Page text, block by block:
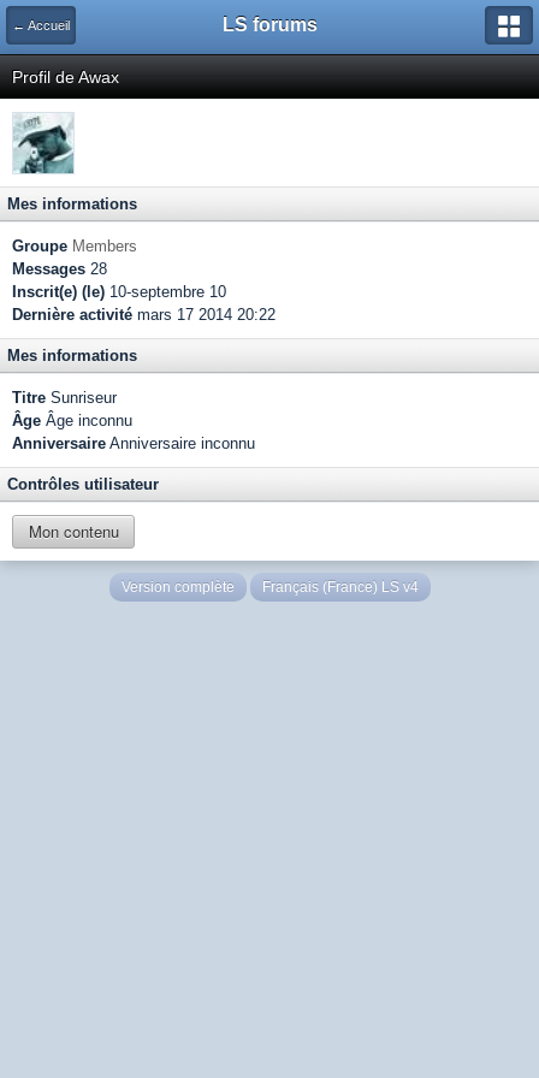
← Accueil LS forums
Profil de Awax
Mes informations
Groupe Members
Messages 28
Inscrit(e) (le) 10-septembre 10
Dernière activité mars 17 2014 20:22
Mes informations
Titre Sunriseur
Âge Âge inconnu
Anniversaire Anniversaire inconnu
Contrôles utilisateur
Mon contenu
Version complète Français (France) LS v4